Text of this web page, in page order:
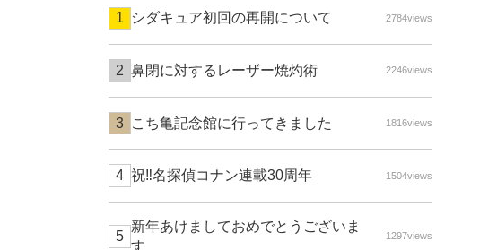
シダキュア初回の再開について 2784views
鼻閉に対するレーザー焼灼術 2246views
こち亀記念館に行ってきました 1816views
祝‼名探偵コナン連載30周年 1504views
新年あけましておめでとうございま
す
1297views